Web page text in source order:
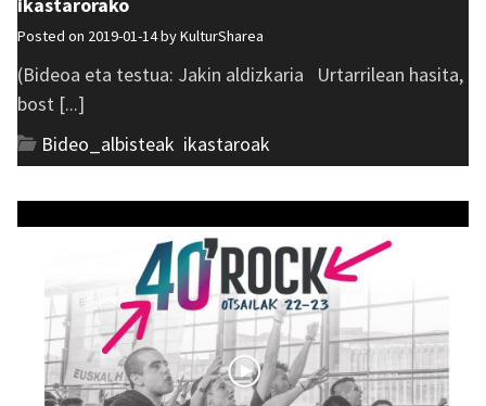
ikastarorako
Posted on 2019-01-14 byKulturSharea
(Bideoa eta testua: Jakin aldizkaria Urtarrilean hasita,
bost [...]
Bideo_albisteak ikastaroak